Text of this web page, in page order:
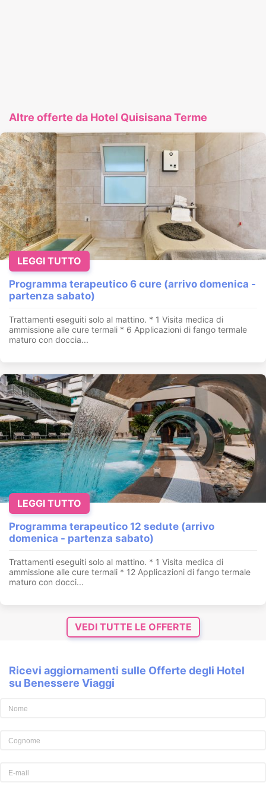
Altre offerte da Hotel Quisisana Terme
Programma terapeutico 6 cure (arrivo domenica -
partenza sabato)
Trattamenti eseguiti solo al mattino. * 1 Visita medica di
ammissione alle cure termali * 6 Applicazioni di fango termale
maturo con doccia...
LEGGI TUTTO
Programma terapeutico 12 sedute (arrivo
domenica - partenza sabato)
Trattamenti eseguiti solo al mattino. * 1 Visita medica di
ammissione alle cure termali * 12 Applicazioni di fango termale
maturo con docci...
LEGGI TUTTO
VEDI TUTTE LE OFFERTE
Ricevi aggiornamenti sulle Offerte degli Hotel
su Benessere Viaggi